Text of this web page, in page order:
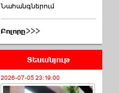
Նահանգներում
Բոլորը>>>
Տեսանյութ
2026-07-05 23:19:00